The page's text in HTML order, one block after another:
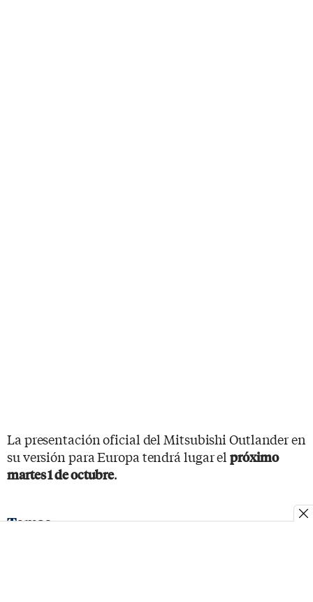
La presentación oficial del Mitsubishi Outlander en
su versión para Europa tendrá lugar elpróximo
martes 1 de octubre.
Temas